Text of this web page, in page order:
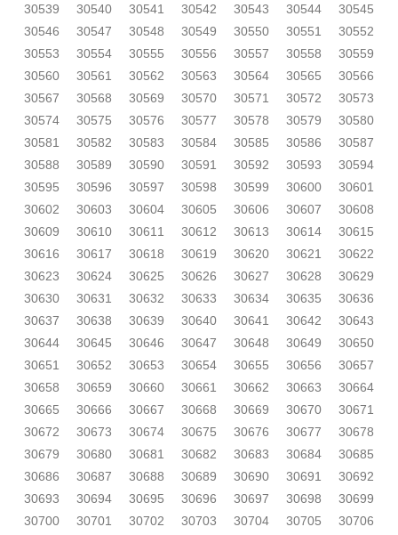
30539
30540 30541 30542 30543 30544
30545
30546
30547 30548 30549 30550 30551
30552
30553
30554 30555 30556 30557 30558
30559
30560
30561 30562 30563 30564 30565
30566
30567
30568 30569 30570 30571 30572
30573
30574
30575 30576 30577 30578 30579
30580
30581
30582 30583 30584 30585 30586
30587
30588
30589 30590 30591 30592 30593
30594
30595
30596 30597 30598 30599 30600
30601
30602
30603 30604 30605 30606 30607
30608
30609
30610 30611 30612 30613 30614
30615
30616
30617 30618 30619 30620 30621
30622
30623
30624 30625 30626 30627 30628
30629
30630
30631 30632 30633 30634 30635
30636
30637
30638 30639 30640 30641 30642
30643
30644
30645 30646 30647 30648 30649
30650
30651
30652 30653 30654 30655 30656
30657
30658
30659 30660 30661 30662 30663
30664
30665
30666 30667 30668 30669 30670
30671
30672
30673 30674 30675 30676 30677
30678
30679
30680 30681 30682 30683 30684
30685
30686
30687 30688 30689 30690 30691
30692
30693
30694 30695 30696 30697 30698
30699
30700
30701 30702 30703 30704 30705
30706